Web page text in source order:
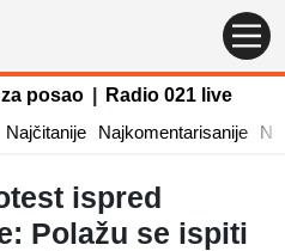
posao
Radio 021 live
Najčitanije Najkomentarisanije
ispred
Polažu se ispiti